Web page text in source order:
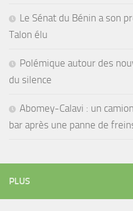
Le Sénat du Bénin a son
Talon élu
Polémique autour des
du silence
Abomey-Calavi : un
bar après une panne de
PLUS